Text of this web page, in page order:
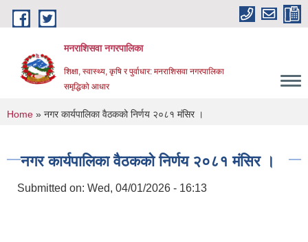
Skip to main content
मनराशिसवा नगरपालिका
शिक्षा, स्वास्थ्य, कृषि र पुर्वाधार: मनराशिसवा नगरपालिका
समृद्धिको आधार
You are here
Home » नगर कार्यपालिका वैठकको निर्णय २०८१ मंसिर ।
नगर कार्यपालिका वैठकको निर्णय २०८१ मंसिर ।
Submitted on: Wed, 04/01/2026 - 16:13